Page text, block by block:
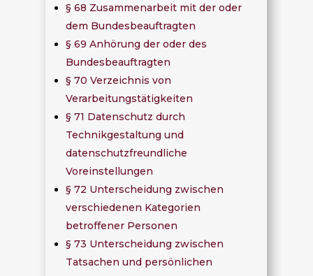
§ 68 Zusammenarbeit mit der oder
dem Bundesbeauftragten
§ 69 Anhörung der oder des
Bundesbeauftragten
§ 70 Verzeichnis von
Verarbeitungstätigkeiten
§ 71 Datenschutz durch
Technikgestaltung und
datenschutzfreundliche
Voreinstellungen
§ 72 Unterscheidung zwischen
verschiedenen Kategorien
betroffener Personen
§ 73 Unterscheidung zwischen
Tatsachen und persönlichen